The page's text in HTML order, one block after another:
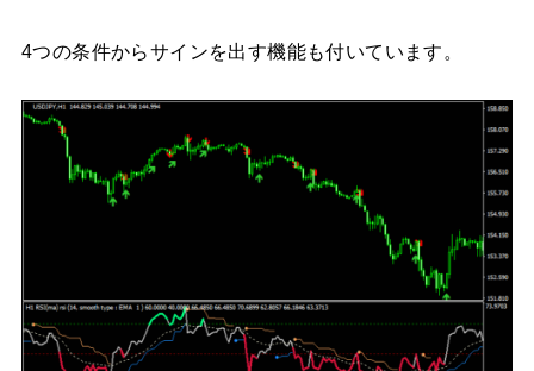
4つの条件からサインを出す機能も付いています。